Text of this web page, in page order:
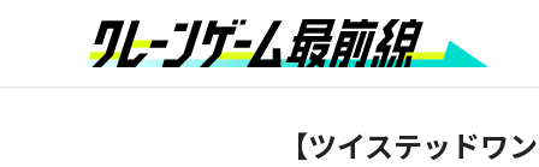
【ツイステッドワ